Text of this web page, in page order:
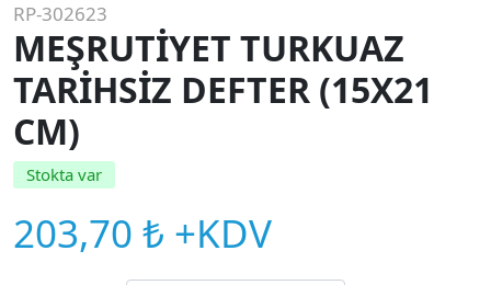
RP-302623
MEŞRUTİYET TURKUAZ
TARİHSİZ DEFTER (15X21
CM)
Stokta var
203,70 ₺ +KDV